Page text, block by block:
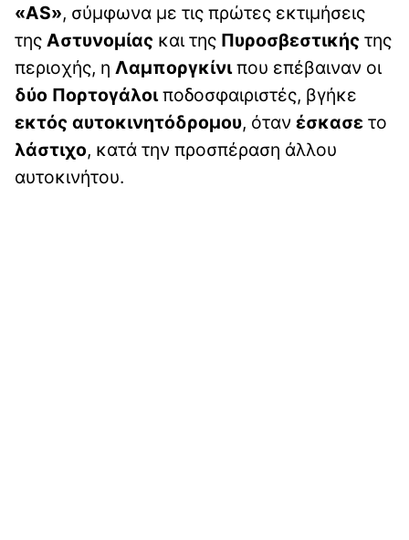
«AS», σύμφωνα με τις πρώτες εκτιμήσεις
της Αστυνομίας και της Πυροσβεστικής της
περιοχής, η Λαμποργκίνιπου επέβαιναν οι
δύο Πορτογάλοιποδοσφαιριστές, βγήκε
εκτός αυτοκινητόδρομου, όταν έσκασε το
λάστιχο, κατά την προσπέραση άλλου
αυτοκινήτου.